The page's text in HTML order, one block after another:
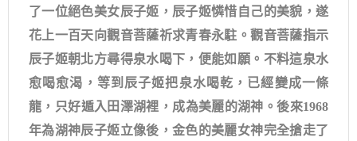
了一位絕色美女辰子姬，辰子姬憐惜自己的美貌，遂
花上一百天向觀音菩薩祈求青春永駐。觀音菩薩指示
辰子姬朝北方尋得泉水喝下，便能如願。不料這泉水
愈喝愈渴，等到辰子姬把泉水喝乾，已經變成一條
龍，只好遁入田澤湖裡，成為美麗的湖神。後來1968
年為湖神辰子姬立像後，金色的美麗女神完全搶走了